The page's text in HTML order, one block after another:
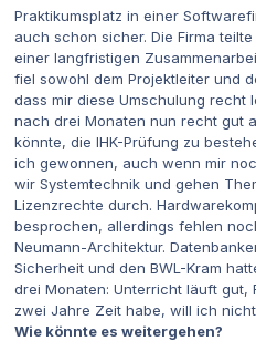
Praktikumsplatz in einer
auch schon sicher. Die Firma
einer langfristigen
fiel sowohl dem Projektleiter und
dass mir diese Umschulung recht
nach drei Monaten nun recht gut
könnte, die IHK-Prüfung zu
ich gewonnen, auch wenn mir
wir Systemtechnik und gehen
Lizenzrechte durch.
besprochen, allerdings fehlen
Neumann-Architektur.
Sicherheit und den BWL-Kram
drei Monaten: Unterricht läuft gut,
zwei Jahre Zeit habe, will ich
Wie könnte es weitergehen?